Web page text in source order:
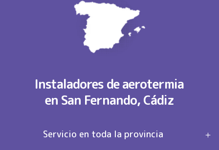
Instaladores de aerotermia
en San Fernando, Cádiz
Servicio en toda la provincia